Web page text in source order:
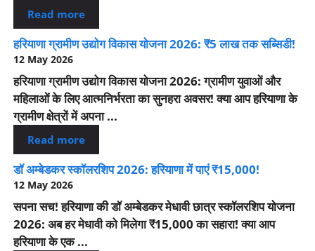
Read more
हरियाणा ग्रामीण उद्योग विकास योजना 2026: ₹5 लाख तक सब्सिडी!
12 May 2026
हरियाणा ग्रामीण उद्योग विकास योजना 2026: ग्रामीण युवाओं और
महिलाओं के लिए आत्मनिर्भरता का सुनहरा अवसर! क्या आप हरियाणा के
ग्रामीण क्षेत्रों में अपना ...
Read more
डॉ अम्बेडकर स्कॉलरशिप 2026: हरियाणा में पाएं ₹15,000!
12 May 2026
सपना सच! हरियाणा की डॉ अम्बेडकर मेधावी छात्र स्कॉलरशिप योजना
2026: अब हर मेधावी को मिलेगा ₹15,000 का सहारा! क्या आप
हरियाणा के एक ...